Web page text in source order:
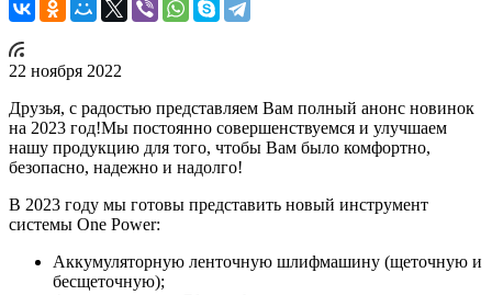
22 ноября 2022
Друзья, с радостью представляем Вам полный анонс новинок
на 2023 год!Мы постоянно совершенствуемся и улучшаем
нашу продукцию для того, чтобы Вам было комфортно,
безопасно, надежно и надолго!
В 2023 году мы готовы представить новый инструмент
системы One Power:
Аккумуляторную ленточную шлифмашину (щеточную и
бесщеточную);